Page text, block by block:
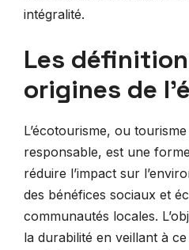
intégralité.
Les
origines de
L’écotourisme, ou
responsable, est une
réduire l’impact sur
des bénéfices sociaux et
communautés locales.
la durabilité en veillant à